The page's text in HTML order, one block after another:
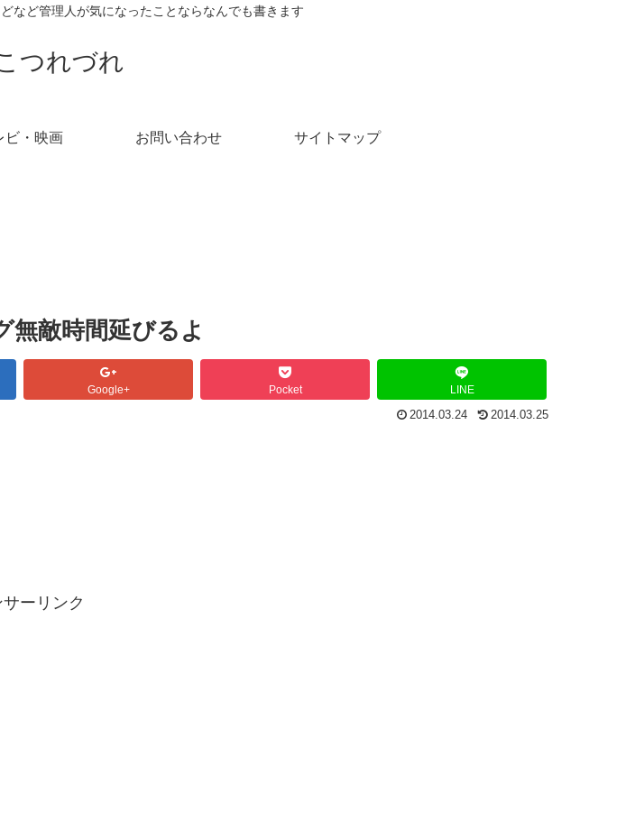
など管理人が気になったことならなんでも書きます
つれづれ
ビ・映画 お問い合わせ サイトマップ
無敵時間延びるよ
Google+ Pocket LINE
2014.03.24 2014.03.25
ーリンク